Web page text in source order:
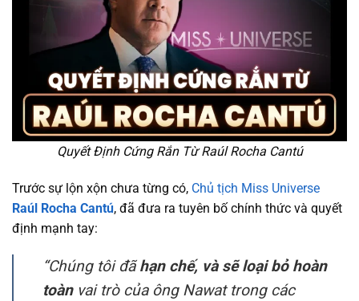
Quyết Định Cứng Rắn Từ Raúl Rocha Cantú
Trước sự lộn xộn chưa từng có, Chủ tịch Miss Universe
Raúl Rocha Cantú, đã đưa ra tuyên bố chính thức và quyết
định mạnh tay:
“Chúng tôi đãhạn chế, và sẽ loại bỏ hoàn
toànvai trò của ông Nawat trong các